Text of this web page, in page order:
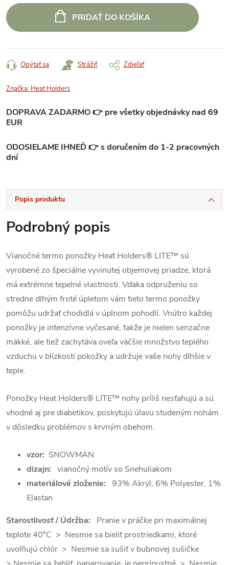
cena:
PRIDAŤ DO KOŠÍKA
Opýtať sa Strážiť Zdieľať
Značka: Heat Holders
DOPRAVA ZADARMO 👉 pre všetky objednávky nad 69
EUR
ODOSIELAME IHNEĎ 👉 s doručením do 1-2 pracovných
dní
Popis produktu
Podrobný popis
Vianočné termo ponožky Heat Holders® LITE™ sú
vyrobené zo špeciálne vyvinutej objemovej priadze, ktorá
má extrémne tepelné vlastnosti. Vďaka odpruženiu so
stredne dlhým froté úpletom vám tieto termo ponožky
pomôžu udržať chodidlá v úplnom pohodlí. Vnútro každej
ponožky je intenzívne vyčesané, takže je nielen senzačne
mäkké, ale tiež zachytáva oveľa väčšie množstvo teplého
vzduchu v blízkosti pokožky a udržuje vaše nohy dlhšie v
teple.
Ponožky Heat Holders® LITE™ nohy príliš nesťahujú a sú
vhodné aj pre diabetikov, poskytujú úľavu studeným nohám
v dôsledku problémov s krvným obehom.
vzor: SNOWMAN
dizajn: vianočný motív so Snehuliakom
materiálové zloženie: 93% Akryl, 6% Polyester, 1%
Elastan
Starostlivosť / Údržba: Pranie v práčke pri maximálnej
teplote 40°C > Nesmie sa bieliť prostriedkami, ktoré
uvoľňujú chlór > Nesmie sa sušiť v bubnovej sušičke